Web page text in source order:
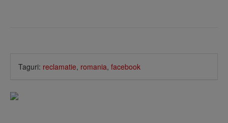
Taguri: reclamatie, romania, facebook